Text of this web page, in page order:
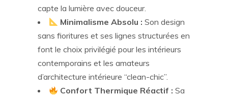
capte la lumière avec douceur.
Minimalisme Absolu : Son design
sans fioritures et ses lignes structurées en
font le choix privilégié pour les intérieurs
contemporains et les amateurs
d’architecture intérieure “clean-chic”.
Confort Thermique Réactif : Sa